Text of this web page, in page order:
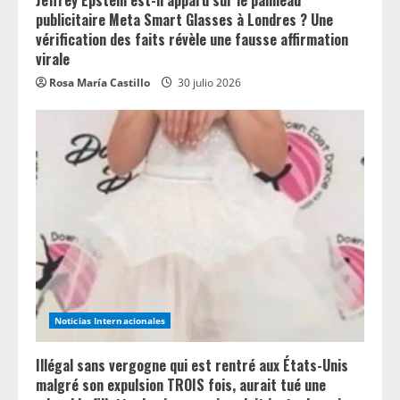
publicitaire Meta Smart Glasses à Londres ? Une
vérification des faits révèle une fausse affirmation
virale
Rosa María Castillo 30 julio 2026
Noticias Internacionales
Illégal sans vergogne qui est rentré aux États-Unis
malgré son expulsion TROIS fois, aurait tué une